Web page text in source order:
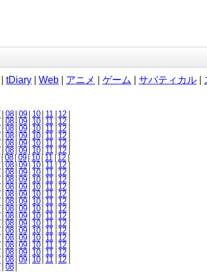
tDiary Web アニメ ゲーム サバティカル
08 09 10 11 12
| 08 | 09 | 10 | 11 | 12 |
| 08 | 09 | 10 | 11 | 12 |
| 08 | 09 | 10 | 11 | 12 |
| 08 | 09 | 10 | 11 | 12 |
| 08 | 09 | 10 | 11 | 12 |
|08 |09 | 10 | 11 | 12 |
| 08| 09| 10| 11 | 12 |
| 08 | 09 | 10 | 11 | 12 |
| 08 | 09 | 10 | 11 | 12 |
| 08 | 09 | 10 | 11 | 12 |
| 08 | 09 | 10 | 11 | 12 |
| 08 | 09 | 10 | 11 | 12 |
| 08 | 09 | 10 | 11 | 12 |
| 08 | 09 | 10 | 11 | 12 |
| 08 | 09 | 10 | 11 | 12 |
| 08 | 09 | 10 | 11 | 12 |
| 08 | 09 | 10 | 11 | 12 |
| 08 | 09 | 10 | 11 | 12 |
| 08 | 09 | 10 | 11 | 12 |
| 08 | 09 | 10 | 11 | 12 |
| 08 |